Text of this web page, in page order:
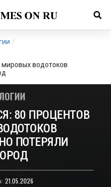
/
водотоков
80 ПРОЦЕНТОВ
ПОТЕРЯЛИ
21.05.2026